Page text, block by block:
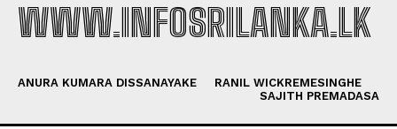
WWW.INFOSRILANKA.LK
ANURA KUMARA DISSANAYAKE
RANIL WICKREMESINGHE
SAJITH PREMADASA